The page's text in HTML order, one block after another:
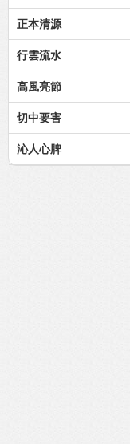
正本清源
行雲流水
高風亮節
切中要害
沁人心脾